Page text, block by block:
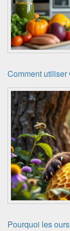
Comment utiliser
Pourquoi les